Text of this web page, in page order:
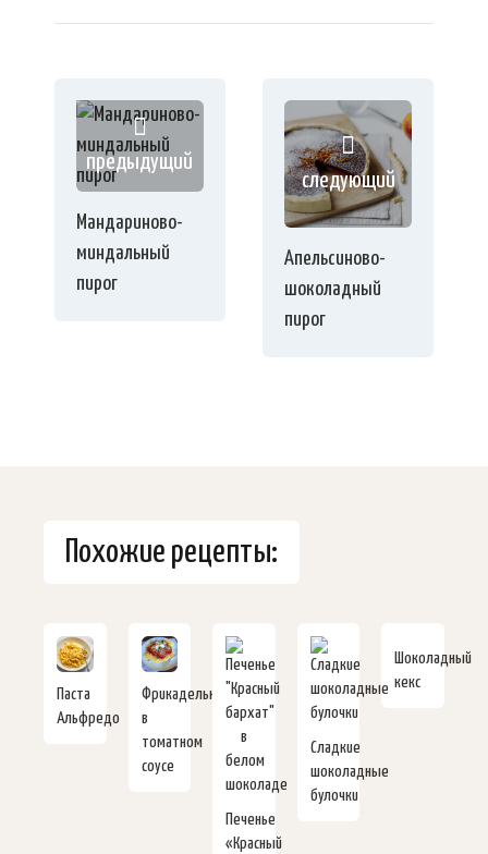
предыдущий
Мандариново-
миндальный
пирог
следующий
Апельсиново-
шоколадный
пирог
Похожие рецепты:
Паста
Альфредо
Фрикадельки
в
томатном
соусе
Печенье
«Красный
Сладкие
шоколадные
булочки
Шоколадный
кекс